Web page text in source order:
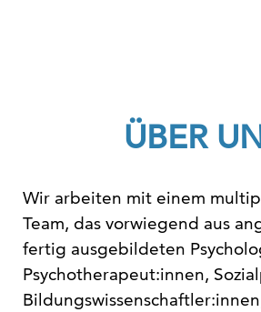
ÜBER
Wir arbeiten mit einem
Team, das vorwiegend aus
fertig ausgebildeten
Psychotherapeut:innen,